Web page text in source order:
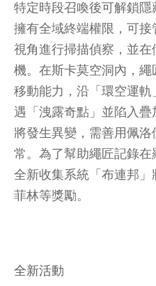
特定時段召喚後可解鎖
擁有全域終端權限，可
視角進行掃描偵察，並
機。在斯卡莫空洞內，
移動能力，沿「環空運
遇「洩露奇點」並陷入
將發生異變，需善用佩
常。為了幫助繩匠記錄在
全新收集系統「布連邦
菲林等獎勵。
全新活動